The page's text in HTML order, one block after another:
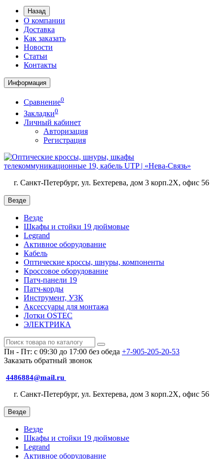
Назад
О компании
Доставка
Как заказать
Новости
Статьи
Контакты
Информация
Сравнение0
Закладки0
Личный кабинет
Авторизация
Регистрация
г. Санкт-Петербург, ул. Бехтерева, дом 3 корп.2X, офис 56
Везде
Везде
Шкафы и стойки 19 дюймовые
Legrand
Активное оборудование
Кабель
Оптические кроссы, шнуры, компоненты
Кроссовое оборудование
Патч-панели 19
Патч-корды
Инструмент, УЗК
Аксессуары для монтажа
Лотки OSTEC
ЭЛЕКТРИКА
Пн - Пт: с 09:30 до 17:00 без обеда +7-905-205-20-53
Заказать обратный звонок
4486884@mail.ru
г. Санкт-Петербург, ул. Бехтерева, дом 3 корп.2X, офис 56
Везде
Везде
Шкафы и стойки 19 дюймовые
Legrand
Активное оборудование